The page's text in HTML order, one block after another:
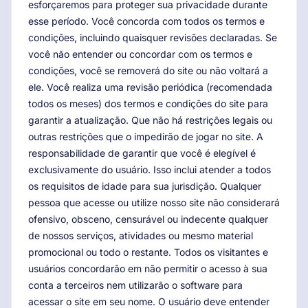
esforçaremos para proteger sua privacidade durante
esse período. Você concorda com todos os termos e
condições, incluindo quaisquer revisões declaradas. Se
você não entender ou concordar com os termos e
condições, você se removerá do site ou não voltará a
ele. Você realiza uma revisão periódica (recomendada
todos os meses) dos termos e condições do site para
garantir a atualização. Que não há restrições legais ou
outras restrições que o impedirão de jogar no site. A
responsabilidade de garantir que você é elegível é
exclusivamente do usuário. Isso inclui atender a todos
os requisitos de idade para sua jurisdição. Qualquer
pessoa que acesse ou utilize nosso site não considerará
ofensivo, obsceno, censurável ou indecente qualquer
de nossos serviços, atividades ou mesmo material
promocional ou todo o restante. Todos os visitantes e
usuários concordarão em não permitir o acesso à sua
conta a terceiros nem utilizarão o software para
acessar o site em seu nome. O usuário deve entender